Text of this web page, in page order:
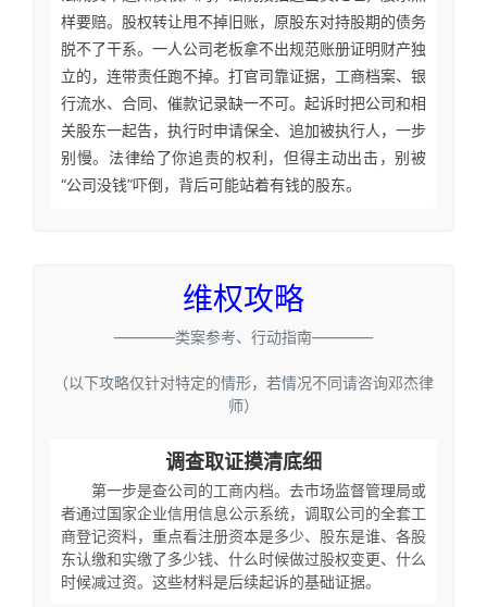
样要赔。股权转让甩不掉旧账，原股东对持股期的债务
脱不了干系。一人公司老板拿不出规范账册证明财产独
立的，连带责任跑不掉。打官司靠证据，工商档案、银
行流水、合同、催款记录缺一不可。起诉时把公司和相
关股东一起告，执行时申请保全、追加被执行人，一步
别慢。法律给了你追责的权利，但得主动出击，别被
“公司没钱”吓倒，背后可能站着有钱的股东。
维权攻略
————类案参考、行动指南————
（以下攻略仅针对特定的情形，若情况不同请咨询邓杰律
师）
调查取证摸清底细
第一步是查公司的工商内档。去市场监督管理局或
者通过国家企业信用信息公示系统，调取公司的全套工
商登记资料，重点看注册资本是多少、股东是谁、各股
东认缴和实缴了多少钱、什么时候做过股权变更、什么
时候减过资。这些材料是后续起诉的基础证据。